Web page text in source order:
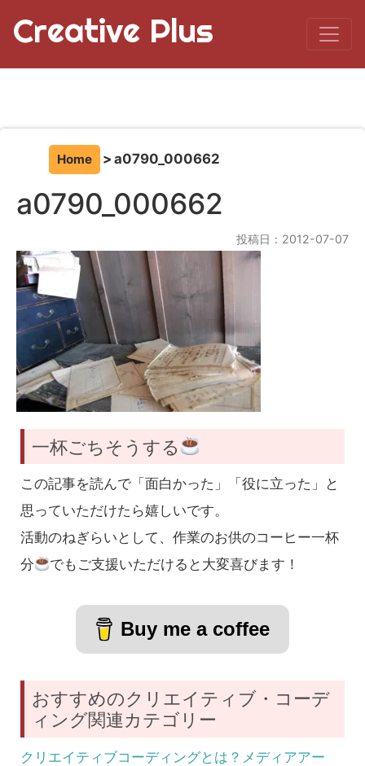
Creative Plus
Home a0790_000662
a0790_000662
投稿日：2012-07-07
一杯ごちそうする
この記事を読んで「面白かった」「役に立った」と
思っていただけたら嬉しいです。
活動のねぎらいとして、作業のお供のコーヒー一杯
分
でもご支援いただけると大変喜びます！
Buy me a coffee
おすすめのクリエイティブ・コーデ
ィング関連カテゴリー
クリエイティブコーディングとは？メディアアー